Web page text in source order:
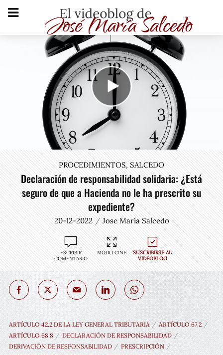
PROCEDIMIENTOS,SALCEDO
Declaración de responsabilidad solidaria: ¿Está
seguro de que a Hacienda no le ha prescrito su
expediente?
20-12-2022 Jose María Salcedo
ESCRIBIR
COMENTARIO
MODO CINE
SUSCRIBIRSE AL
VIDEOBLOG
ARTÍCULO 42.2 DE LA LEY GENERAL TRIBUTARIA
ARTÍCULO 67.2
ARTÍCULO 68.8
DECLARACIÓN DE RESPONSABILIDAD
DERIVACIÓN DE RESPONSABILIDAD
PRESCRIPCIÓN